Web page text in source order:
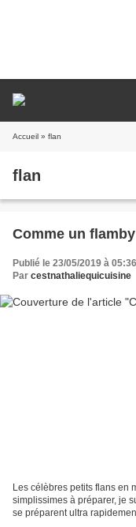
Accueil » flan
flan
Comme un
Publié le 23/05/2019 à 05:36
Par cestnathaliequicuisine
Les célèbres petits flans en
simplissimes à préparer, je
se préparent ultra